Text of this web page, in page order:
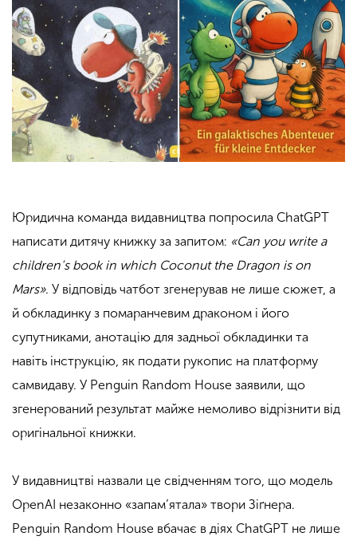
Юридична команда видавництва попросила ChatGPT
написати дитячу книжку за запитом: «Can you write a
children’s book in which Coconut the Dragon is on
Mars». У відповідь чатбот згенерував не лише сюжет, а
й обкладинку з помаранчевим драконом і його
супутниками, анотацію для задньої обкладинки та
навіть інструкцію, як подати рукопис на платформу
самвидаву. У Penguin Random House заявили, що
згенерований результат майже немоливо відрізнити від
оригінальної книжки.
У видавництві назвали це свідченням того, що модель
OpenAI незаконно «запам’ятала» твори Зіґнера.
Penguin Random House вбачає в діях ChatGPT не лише